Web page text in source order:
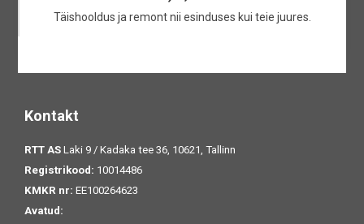
Täishooldus ja remont nii esinduses kui teie juures.
Kontakt
RTT AS Laki 9 / Kadaka tee 36, 10621, Tallinn
Registrikood: 10014486
KMKR nr: EE100264623
Avatud: